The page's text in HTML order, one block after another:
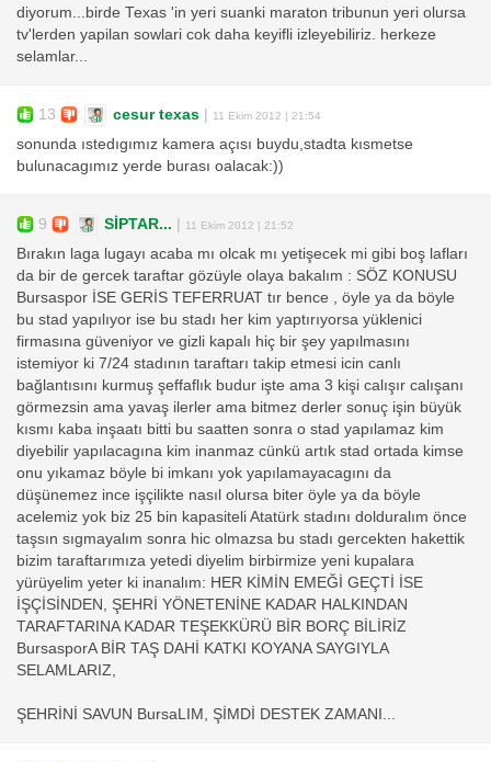
diyorum...birde Texas 'in yeri suanki maraton tribunun yeri olursa
tv'lerden yapilan sowlari cok daha keyifli izleyebiliriz. herkeze
selamlar...
13 cesur texas | 11 Ekim 2012 | 21:54
sonunda ıstedıgımız kamera açısı buydu,stadta kısmetse
bulunacagımız yerde burası oalacak:))
9 SİPTAR... | 11 Ekim 2012 | 21:52
Bırakın laga lugayı acaba mı olcak mı yetişecek mi gibi boş lafları
da bir de gercek taraftar gözüyle olaya bakalım : SÖZ KONUSU
Bursaspor İSE GERİS TEFERRUAT tır bence , öyle ya da böyle
bu stad yapılıyor ise bu stadı her kim yaptırıyorsa yüklenici
firmasına güveniyor ve gizli kapalı hiç bir şey yapılmasını
istemiyor ki 7/24 stadının taraftarı takip etmesi icin canlı
bağlantısını kurmuş şeffaflık budur işte ama 3 kişi calışır calışanı
görmezsin ama yavaş ilerler ama bitmez derler sonuç işin büyük
kısmı kaba inşaatı bitti bu saatten sonra o stad yapılamaz kim
diyebilir yapılacagına kim inanmaz cünkü artık stad ortada kimse
onu yıkamaz böyle bi imkanı yok yapılamayacagını da
düşünemez ince işçilikte nasıl olursa biter öyle ya da böyle
acelemiz yok biz 25 bin kapasiteli Atatürk stadını dolduralım önce
taşsın sıgmayalım sonra hic olmazsa bu stadı gercekten hakettik
bizim taraftarımıza yetedi diyelim birbirmize yeni kupalara
yürüyelim yeter ki inanalım: HER KİMİN EMEĞİ GEÇTİ İSE
İŞÇİSİNDEN, ŞEHRİ YÖNETENİNE KADAR HALKINDAN
TARAFTARINA KADAR TEŞEKKÜRÜ BİR BORÇ BİLİRİZ
BursasporA BİR TAŞ DAHİ KATKI KOYANA SAYGIYLA
SELAMLARIZ,
ŞEHRİNİ SAVUN BursaLIM, ŞİMDİ DESTEK ZAMANI...